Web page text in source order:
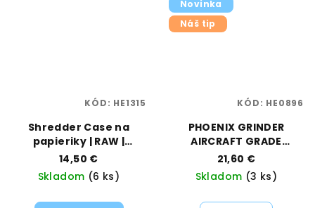
Shredder Case na
papieriky | RAW |
Vaporama
14,50 €
Skladom (6 ks)
KÓD: HE1315
Novinka
Náš tip
PHOENIX GRINDER
AIRCRAFT GRADE
ALUMINIUM - 4P/6CM
21,60 €
Skladom (3 ks)
KÓD: HE0896